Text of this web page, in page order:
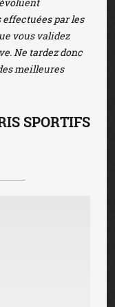
par les
vous validez
Ne tardez donc
meilleures
SPORTIFS